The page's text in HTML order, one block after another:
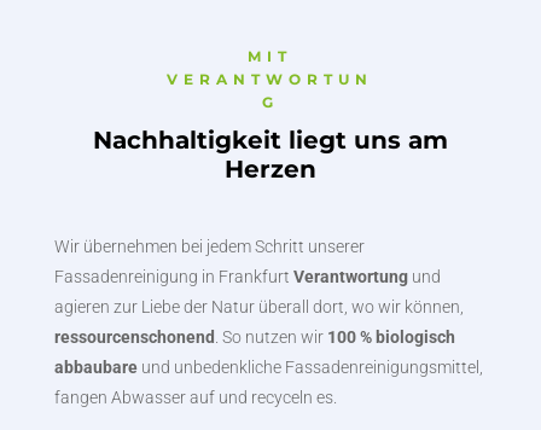
MIT
VERANTWORTUN
G
Nachhaltigkeit liegt uns am
Herzen
Wir übernehmen bei jedem Schritt unserer
Fassadenreinigung in Frankfurt Verantwortungund
agieren zur Liebe der Natur überall dort, wo wir können,
ressourcenschonend. So nutzen wir 100 % biologisch
abbaubareund unbedenkliche Fassadenreinigungsmittel,
fangen Abwasser auf und recyceln es.